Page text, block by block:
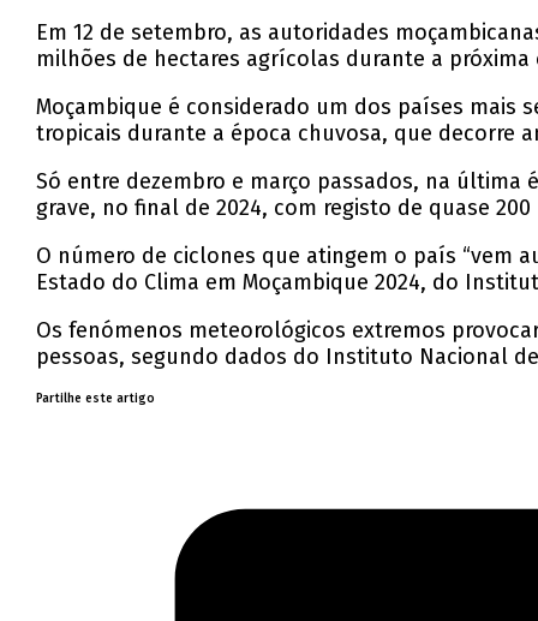
Em 12 de setembro, as autoridades
milhões de hectares agrícolas durante a
Moçambique é considerado um dos países mais
tropicais durante a época chuvosa, que decorre
Só entre dezembro e março passados, na
grave, no final de 2024, com registo de quase
O número de ciclones que atingem o país “vem
Estado do Clima em Moçambique 2024, do
Os fenómenos meteorológicos extremos
pessoas, segundo dados do Instituto Nacional
Partilhe este artigo